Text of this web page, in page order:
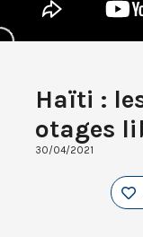
Haïti :
otages
30/04/2021